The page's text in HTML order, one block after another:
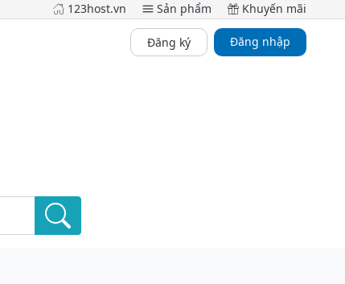
123host.vn Sản phẩm Khuyến mãi
Đăng ký Đăng nhập